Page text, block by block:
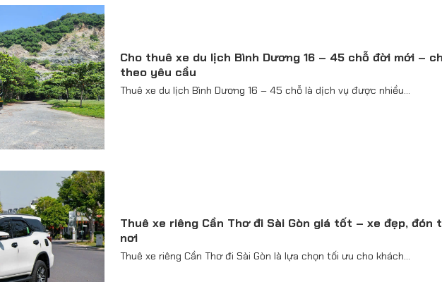
Cho thuê xe du lịch Bình Dương 16 – 45 chỗ đời mới –
theo yêu cầu
Thuê xe du lịch Bình Dương 16 – 45 chỗ là dịch vụ được nhiều...
Thuê xe riêng Cần Thơ đi Sài Gòn giá tốt – xe đẹp, đón
nơi
Thuê xe riêng Cần Thơ đi Sài Gòn là lựa chọn tối ưu cho khách...